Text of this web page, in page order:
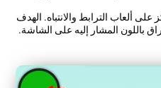
على ألعاب الترابط والانتباه. الهدف
باللون المشار إليه على الشاشة.